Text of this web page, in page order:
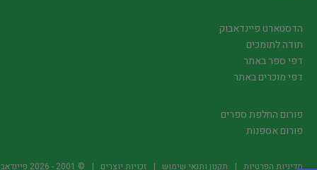
הדסטארט פיינדאבוק
תודה לתומכים
דפי ספר באתר
דפי מוכרים באתר
פורום החלפת ספרים
פורום אספנות
מדיניות הפרטיות תקנון ותנאי שימוש זכויות יוצרים © 2001 -
2026